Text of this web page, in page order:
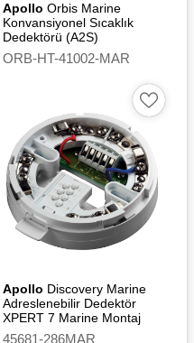
Apollo Orbis Marine
Konvansiyonel Sıcaklık
Dedektörü (A2S)
ORB-HT-41002-MAR
Apollo Discovery Marine
Adreslenebilir Dedektör
XPERT 7 Marine Montaj
Tabanı - Isolating [SIL2]
45681-286MAR